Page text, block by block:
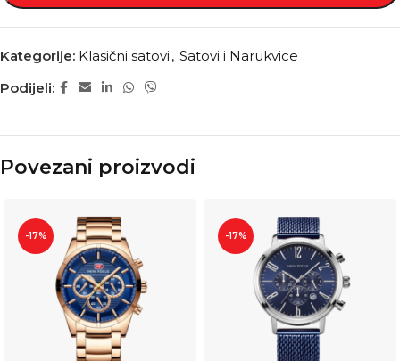
Kategorije: Klasični satovi , Satovi i Narukvice
Podijeli:
Povezani proizvodi
-17% -17%